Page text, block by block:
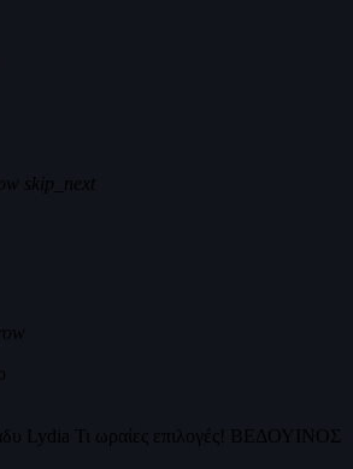
skip_next
Lydia Τι ωραίες επιλογές! ΒΕΔΟΥΙΝΟΣ